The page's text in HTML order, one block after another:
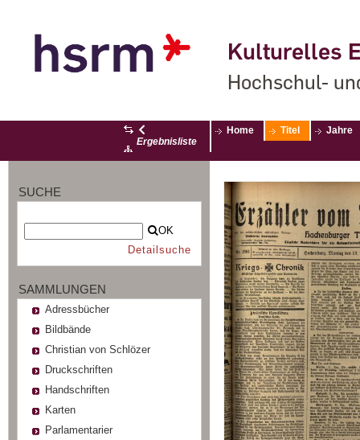
Kulturelles
Hochschul-
Ergebnisliste
Home Titel Jahre
SUCHE
OK
Detailsuche
SAMMLUNGEN
Adressbücher
Bildbände
Christian von Schlözer
Druckschriften
Handschriften
Karten
Parlamentarier